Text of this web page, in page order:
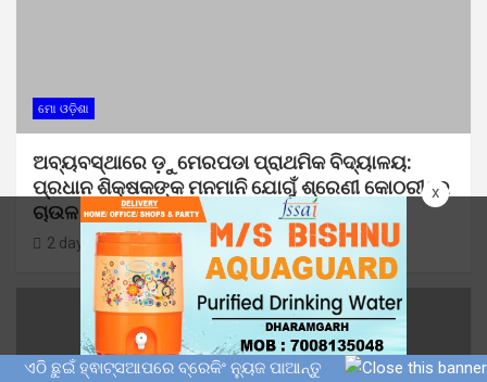
x
ମୋ ଓଡ଼ିଶା
ଅବ୍ୟବସ୍ଥାରେ ଡ଼ୁମେରପଡା ପ୍ରାଥମିକ ବିଦ୍ୟାଳୟ:
ପ୍ରଧାନ ଶିକ୍ଷକଙ୍କ ମନମାନି ଯୋଗୁଁ ଶ୍ରେଣୀ କୋଠରୀରେ
ଚାଉଳ ବସ୍ତା ଓ ଛାତ୍ର ଛାତ୍ରୀ !
2 days ago Sunil Kumar Dhangadamajhi
ଏଠି ଛୁଇଁ ହ୍ଵାଟ୍ସଆପରେ ବ୍ରେକିଂ ନ୍ୟୁଜ ପାଆନ୍ତୁ